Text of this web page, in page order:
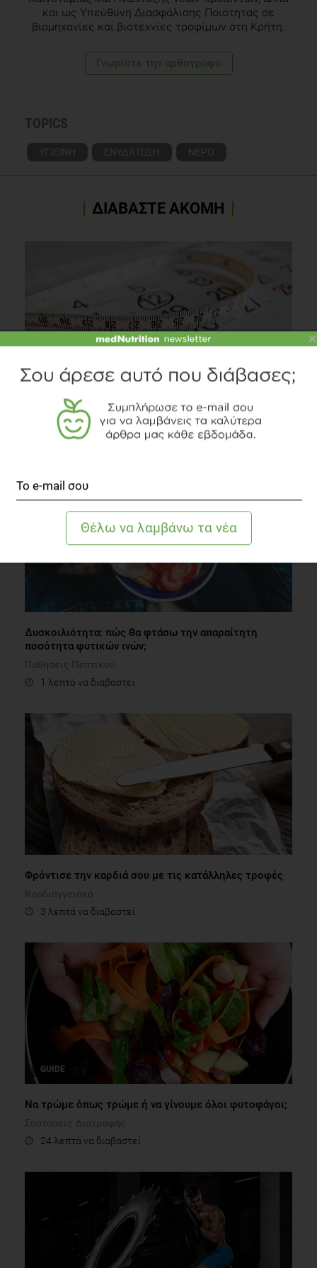
, 1-11.
Exposure to Bisphenola (BPA). Roczniki Państwowego
Zakładu Higieny, 66,1, 5-11.
Environment Research, 77,
και ως Υπεύθυνη Διασφάλισης Ποιότητας σε
βιομηχανίες και βιοτεχνίες τροφίμων στη Κρήτη.
Γνωρίστε την αρθογράφο
TOPICS
ΥΓΙΕΙΝΗ ΕΝΥΔΑΤΩΣΗ ΝΕΡΟ
ΔΙΑΒΑΣΤΕ ΑΚΟΜΗ
VIDEO
Διαλειμματική δίαιτα: Είναι αποτελεσματική;
5 λεπτά να διαβαστεί
Δυσκοιλιότητα: πώς θα φτάσω την απαραίτητη
ποσότητα φυτικών ινών;
Παθήσεις Πεπτικού
1 λεπτό να διαβαστεί
Φρόντισε την καρδιά σου με τις κατάλληλες τροφές
Καρδιαγγειακά
3 λεπτά να διαβαστεί
GUIDE
Να τρώμε όπως τρώμε ή να γίνουμε όλοι φυτοφάγοι;
Συστάσεις Διατροφής
24 λεπτά να διαβαστεί
×